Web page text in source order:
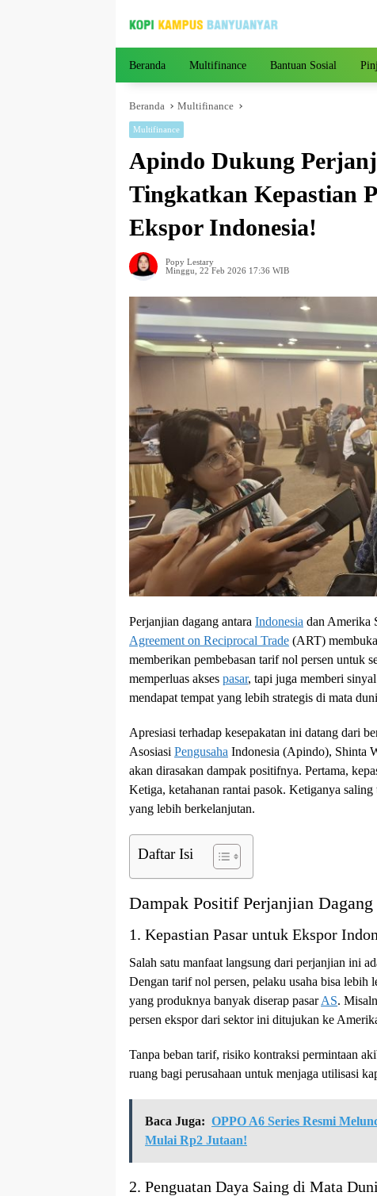
Beranda Multifinance Bantuan Sosial
Beranda Multifinance
Multifinance
Apindo Dukung
Tingkatkan Kepastian
Ekspor Indonesia!
Popy Lestary
Minggu, 22 Feb 2026 17:36 WIB
Perjanjian dagang antara Indonesia dan Amerika
Agreement on Reciprocal Trade (ART)
memberikan pembebasan tarif nol persen untuk
memperluas akses pasar, tapi juga memberi
mendapat tempat yang lebih strategis di mata
Apresiasi terhadap kesepakatan ini datang dari
Asosiasi Pengusaha Indonesia (Apindo), Shinta
akan dirasakan dampak positifnya. Pertama,
Ketiga, ketahanan rantai pasok. Ketiganya
yang lebih berkelanjutan.
Daftar Isi
Dampak Positif Perjanjian
1. Kepastian Pasar untuk Ekspor
Salah satu manfaat langsung dari perjanjian ini
Dengan tarif nol persen, pelaku usaha bisa lebih
yang produknya banyak diserap pasarAS.
persen ekspor dari sektor ini ditujukan ke
Tanpa beban tarif, risiko kontraksi permintaan
ruang bagi perusahaan untuk menjaga utilisasi
Baca Juga: OPPO A6 Series Resmi
Mulai Rp2 Jutaan!
2. Penguatan Daya Saing di Mata